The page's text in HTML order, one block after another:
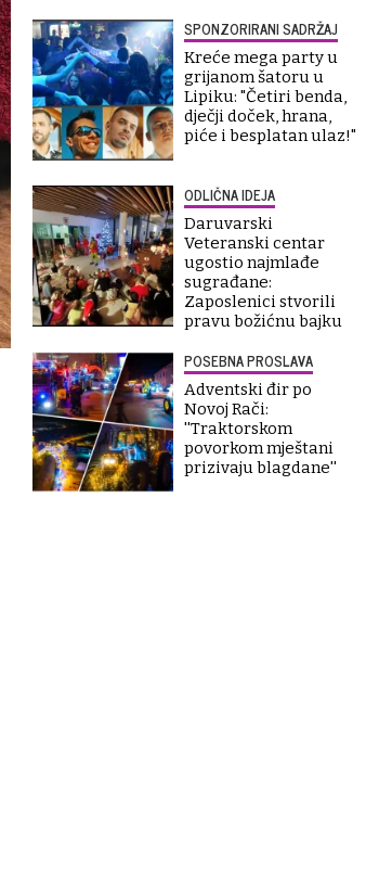
SPONZORIRANI SADRŽAJ
Kreće mega party u
grijanom šatoru u
Lipiku: "Četiri benda,
dječji doček, hrana,
piće i besplatan ulaz!"
ODLIČNA IDEJA
Daruvarski
Veteranski centar
ugostio najmlađe
sugrađane:
Zaposlenici stvorili
pravu božićnu bajku
POSEBNA PROSLAVA
Adventski đir po
Novoj Rači:
''Traktorskom
povorkom mještani
prizivaju blagdane''